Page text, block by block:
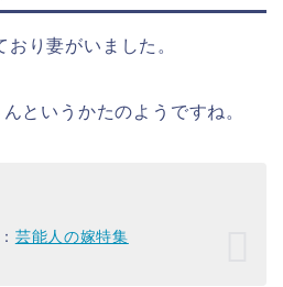
り妻がいました。
んというかたのようですね。
芸能人の嫁特集